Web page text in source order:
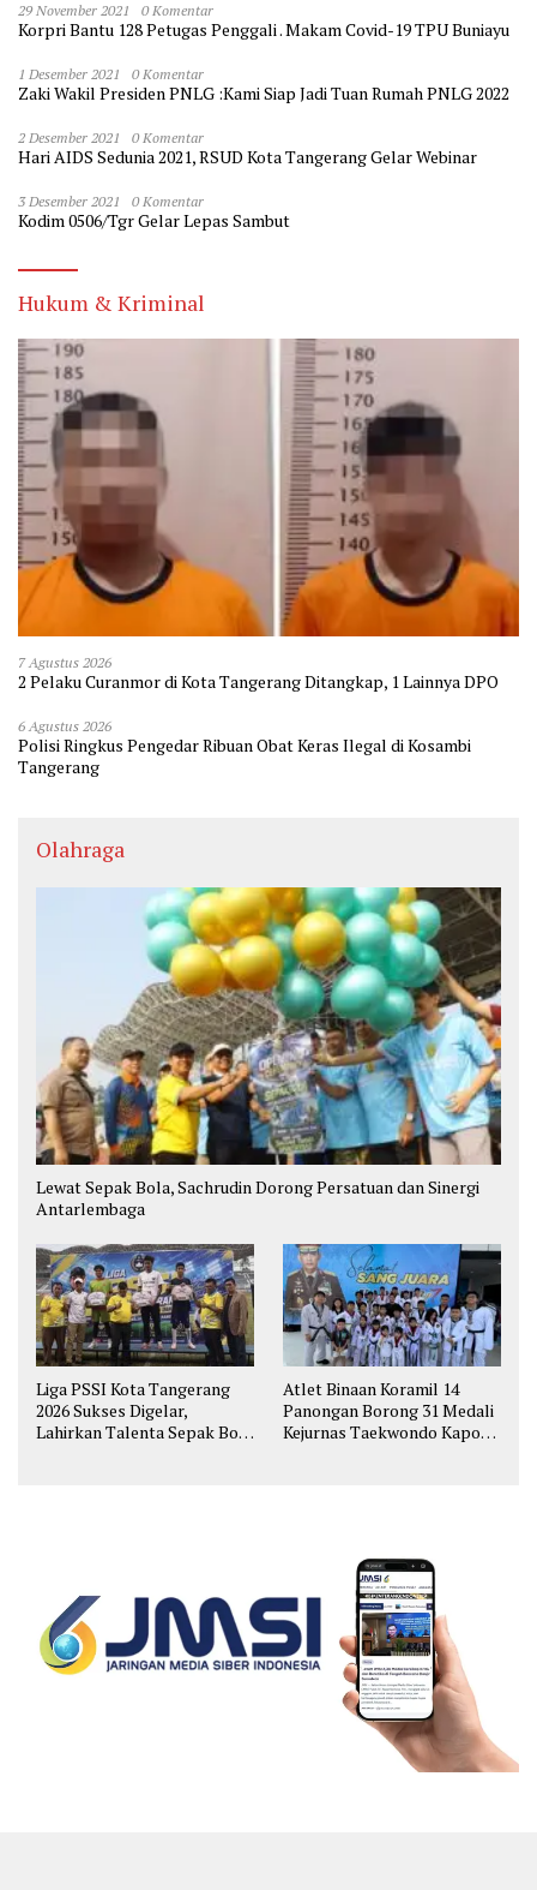
29 November 2021 0 Komentar
Korpri Bantu 128 Petugas Penggali . Makam Covid-19 TPU Buniayu
1 Desember 2021 0 Komentar
Zaki Wakil Presiden PNLG :Kami Siap Jadi Tuan Rumah PNLG 2022
2 Desember 2021 0 Komentar
Hari AIDS Sedunia 2021, RSUD Kota Tangerang Gelar Webinar
3 Desember 2021 0 Komentar
Kodim 0506/Tgr Gelar Lepas Sambut
Hukum & Kriminal
7 Agustus 2026
2 Pelaku Curanmor di Kota Tangerang Ditangkap, 1 Lainnya DPO
6 Agustus 2026
Polisi Ringkus Pengedar Ribuan Obat Keras Ilegal di Kosambi
Tangerang
Olahraga
Lewat Sepak Bola, Sachrudin Dorong Persatuan dan Sinergi
Antarlembaga
Liga PSSI Kota Tangerang
2026 Sukses Digelar,
Lahirkan Talenta Sepak Bola
Atlet Binaan Koramil 14
Panongan Borong 31 Medali
Kejurnas Taekwondo Kapolri